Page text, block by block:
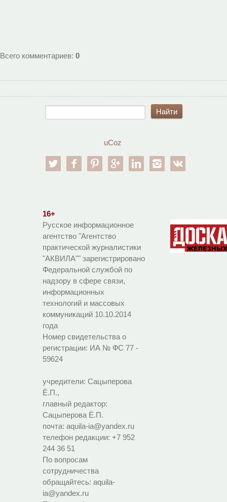
Всего комментариев: 0
uCoz
twitter facebookpinterestgoogle-pllinkedin instagram
16+
Русское информационное
агентство "Агентство
практической журналистики
"АКВИЛА"" зарегистрировано
Федеральной службой по
надзору в сфере связи,
информационных
технологий и массовых
коммуникаций 10.10.2014
года
Номер свидетельства о
регистрации: ИА № ФС 77 -
59624
учредители: Сацыперова
Ё.П.,
главный редактор:
Сацыперова Ё.П.
почта: aquila-ia@yandex.ru
телефон редакции: +7 952
244 36 51
По вопросам
сотрудничества
обращайтесь: aquila-
ia@yandex.ru